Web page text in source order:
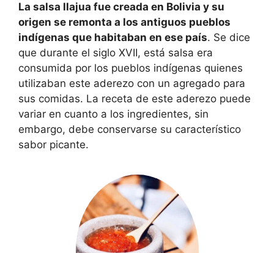
La salsa llajua fue creada en Bolivia y su
origen se remonta a los antiguos pueblos
indígenas que habitaban en ese país. Se dice
que durante el siglo XVII, está salsa era
consumida por los pueblos indígenas quienes
utilizaban este aderezo con un agregado para
sus comidas. La receta de este aderezo puede
variar en cuanto a los ingredientes, sin
embargo, debe conservarse su característico
sabor picante.